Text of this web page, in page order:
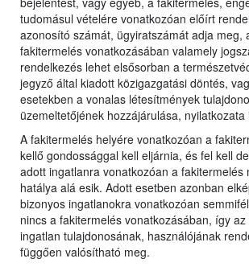
tudomásul vételére vonatkozóan előírt
azonosító számát, ügyiratszámát adja meg,
fakitermelés vonatkozásában valamely
rendelkezés lehet elsősorban a
jegyző által kiadott közigazgatási döntés,
esetekben a vonalas létesítmények
üzemeltetőjének hozzájárulása, nyilatkozata
A fakitermelés helyére vonatkozóan a
kellő gondossággal kell eljárnia, és fel kell
adott ingatlanra vonatkozóan a fakitermelés
hatálya alá esik. Adott esetben azonban
bizonyos ingatlanokra vonatkozóan
nincs a fakitermelés vonatkozásában, így
ingatlan tulajdonosának, használójának
függően valósítható meg.